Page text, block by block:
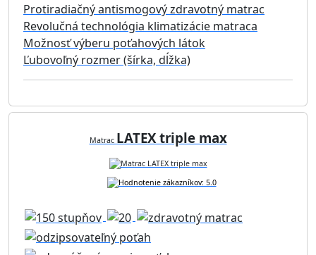
Protiradiačný antismogový zdravotný matrac
Revolučná technológia klimatizácie matraca
Možnosť výberu poťahových látok
Ľubovoľný rozmer (šírka, dĺžka)
Matrac LATEX triple max